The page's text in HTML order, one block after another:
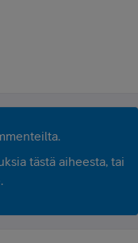
tästä aiheesta, tai